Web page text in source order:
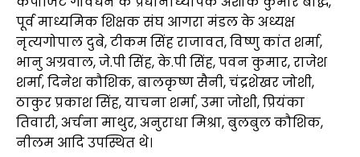
पूर्व माध्यमिक शिक्षक संघ आगरा मंडल के अध्यक्ष
नृत्यगोपाल दुबे, टीकम सिंह राजावत, विष्णु कांत शर्मा,
भानु अग्रवाल, जे.पी सिंह, के.पी सिंह, पवन कुमार, राजेश
शर्मा, दिनेश कौशिक, बालकृष्ण सैनी, चंद्रशेखर जोशी,
ठाकुर प्रकाश सिंह, याचना शर्मा, उमा जोशी, प्रियंका
तिवारी, अर्चना माथुर, अनुराधा मिश्रा, बुलबुल कौशिक,
नीलम आदि उपस्थित थे।